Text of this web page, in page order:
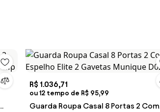
R$ 1.036,71
ou 12 tempo de R$ 95,99
Guarda Roupa Casal 8 Portas 2 Com